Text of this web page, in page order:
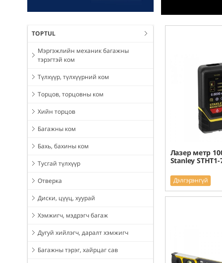
TOPTUL
Мэргэжлийн механик багажны
тэрэгтэй ком
Түлхүүр, түлхүүрний ком
Торцов, торцовны ком
Хийн торцов
Багажны ком
Бахь, бахины ком
Тусгай түлхүүр
Отверка
Диски, цүүц, хуурай
Хэмжигч, мэдрэгч багаж
Дугуй хийлэгч, даралт хэмжигч
Багажны тэрэг, хайрцаг сав
Лазер метр
Stanley STHT1-
Дэлгэрэнгүй